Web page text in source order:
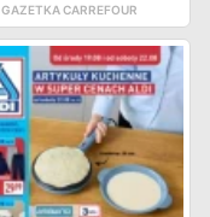
GAZETKA CARREFOUR